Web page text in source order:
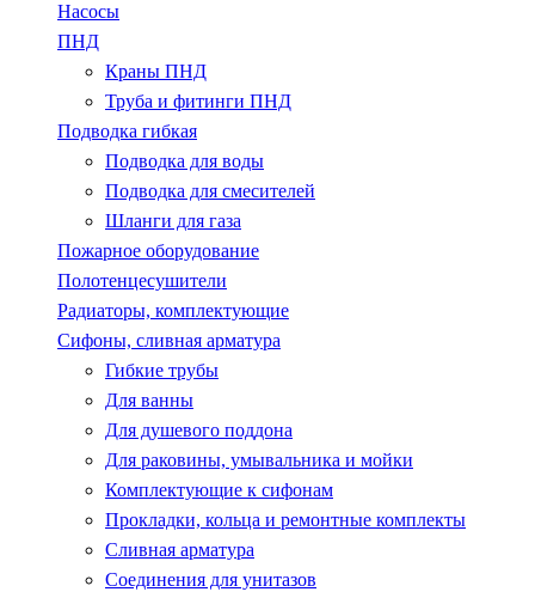
Насосы
ПНД
Краны ПНД
Труба и фитинги ПНД
Подводка гибкая
Подводка для воды
Подводка для смесителей
Шланги для газа
Пожарное оборудование
Полотенцесушители
Радиаторы, комплектующие
Сифоны, сливная арматура
Гибкие трубы
Для ванны
Для душевого поддона
Для раковины, умывальника и мойки
Комплектующие к сифонам
Прокладки, кольца и ремонтные комплекты
Сливная арматура
Соединения для унитазов